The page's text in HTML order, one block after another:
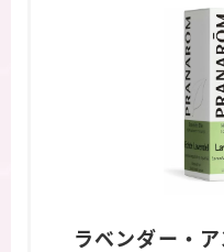
ラベンダー・